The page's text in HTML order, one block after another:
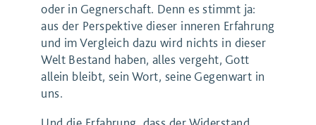
oder in Gegnerschaft. Denn es stimmt ja:
aus der Perspektive dieser inneren Erfahrung
und im Vergleich dazu wird nichts in dieser
Welt Bestand haben, alles vergeht, Gott
allein bleibt, sein Wort, seine Gegenwart in
uns.